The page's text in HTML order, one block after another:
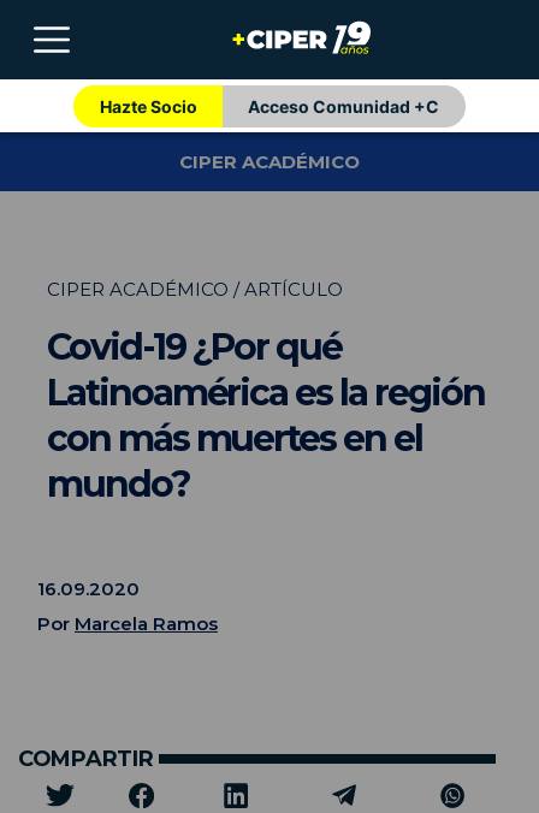
Hazte Socio Acceso Comunidad +C
CIPER ACADÉMICO
CIPER ACADÉMICO / ARTÍCULO
Covid-19 ¿Por qué
Latinoamérica es la región
con más muertes en el
mundo?
16.09.2020
Por Marcela Ramos
COMPARTIR